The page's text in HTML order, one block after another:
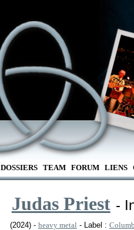
DOSSIERS TEAM FORUM LIENS
Judas Priest -
(2024) - heavy metal - Label :